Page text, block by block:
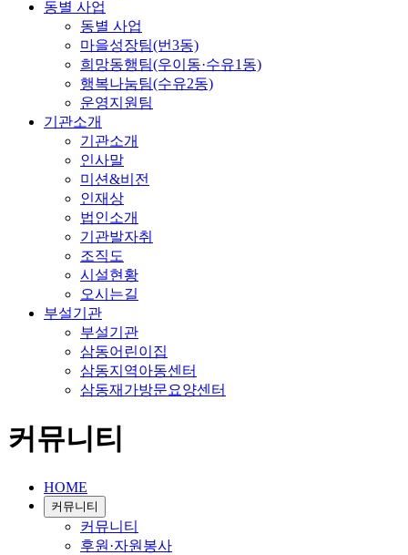
동별 사업
동별 사업
마을성장팀(번3동)
희망동행팀(우이동·수유1동)
행복나눔팀(수유2동)
운영지원팀
기관소개
기관소개
인사말
미션&비전
인재상
법인소개
기관발자취
조직도
시설현황
오시는길
부설기관
부설기관
삼동어린이집
삼동지역아동센터
삼동재가방문요양센터
커뮤니티
HOME
커뮤니티
커뮤니티
후원·자원봉사